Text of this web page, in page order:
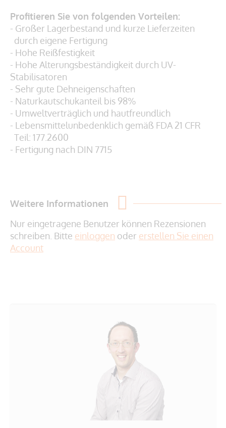
Profitieren Sie von folgenden Vorteilen:
- Großer Lagerbestand und kurze Lieferzeiten
durch eigene Fertigung
- Hohe Reißfestigkeit
- Hohe Alterungsbeständigkeit durch UV-
Stabilisatoren
- Sehr gute Dehneigenschaften
- Naturkautschukanteil bis 98%
- Umweltverträglich und hautfreundlich
- Lebensmittelunbedenklich gemäß FDA 21 CFR
Teil: 177.2600
- Fertigung nach DIN 7715
Weitere Informationen
Nur eingetragene Benutzer können Rezensionen
schreiben. Bitte einloggen oder erstellen Sie einen
Account